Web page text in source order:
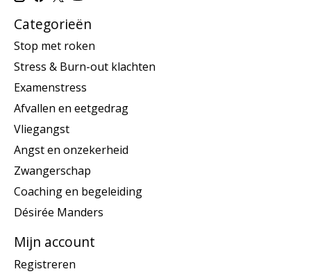
Categorieën
Stop met roken
Stress & Burn-out klachten
Examenstress
Afvallen en eetgedrag
Vliegangst
Angst en onzekerheid
Zwangerschap
Coaching en begeleiding
Désirée Manders
Mijn account
Registreren